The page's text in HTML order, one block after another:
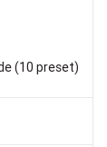
(10 preset)